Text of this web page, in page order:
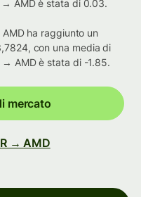
→ AMD è stata di 0.03.
ha raggiunto un
con una media di
→ AMD è stata di -1.85.
mercato
→ AMD